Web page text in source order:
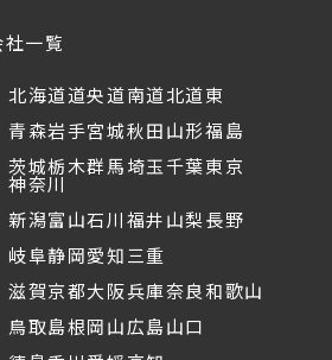
一覧
北海道道央道南道北道東
青森岩手宮城秋田山形福島
茨城栃木群馬埼玉千葉東京
神奈川
新潟富山石川福井山梨長野
岐阜静岡愛知三重
滋賀京都大阪兵庫奈良和歌山
鳥取島根岡山広島山口